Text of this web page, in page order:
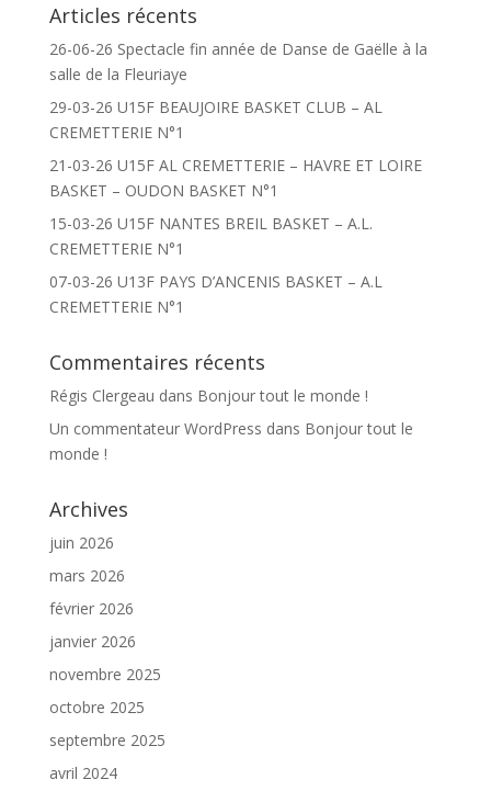
Articles récents
26-06-26 Spectacle fin année de Danse de Gaëlle à la
salle de la Fleuriaye
29-03-26 U15F BEAUJOIRE BASKET CLUB – AL
CREMETTERIE N°1
21-03-26 U15F AL CREMETTERIE – HAVRE ET LOIRE
BASKET – OUDON BASKET N°1
15-03-26 U15F NANTES BREIL BASKET – A.L.
CREMETTERIE N°1
07-03-26 U13F PAYS D’ANCENIS BASKET – A.L
CREMETTERIE N°1
Commentaires récents
Régis Clergeau dans Bonjour tout le monde !
Un commentateur WordPress dans Bonjour tout le
monde !
Archives
juin 2026
mars 2026
février 2026
janvier 2026
novembre 2025
octobre 2025
septembre 2025
avril 2024